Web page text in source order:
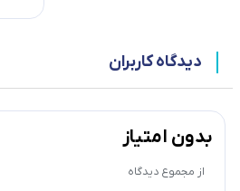
دیدگاه کاربران
بدون امتیاز
از مجموع دیدگاه